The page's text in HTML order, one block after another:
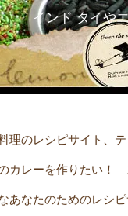
インド タイや
理のレシピサイト、
カレーを作りたい！
あなたのためのレシ